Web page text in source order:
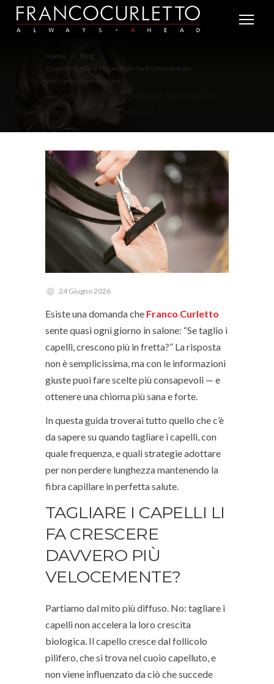
Home
Blog
Quando tagliare i capelli per farli crescere più
velocemente e più sani
Quando tagliare i capelli per farli crescere
24 Giugno 2026
Esiste una domanda che Franco Curletto
sente quasi ogni giorno in salone: “Se taglio i
capelli, crescono più in fretta?” La risposta
non è semplicissima, ma con le informazioni
giuste puoi fare scelte più consapevoli — e
ottenere una chioma più sana e forte.
In questa guida troverai tutto quello che c’è
da sapere su quando tagliare i capelli, con
quale frequenza, e quali strategie adottare
per non perdere lunghezza mantenendo la
fibra capillare in perfetta salute.
TAGLIARE I CAPELLI LI
FA CRESCERE
DAVVERO PIÙ
VELOCEMENTE?
Partiamo dal mito più diffuso. No: tagliare i
capelli non accelera la loro crescita
biologica. Il capello cresce dal follicolo
pilifero, che si trova nel cuoio capelluto, e
non viene influenzato da ciò che succede